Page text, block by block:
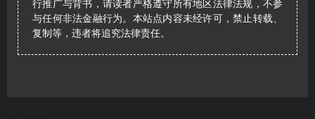
行推广与背书，请读者严格遵守所有地区法律法规，不参
与任何非法金融行为。本站点内容未经许可，禁止转载、
复制等，违者将追究法律责任。